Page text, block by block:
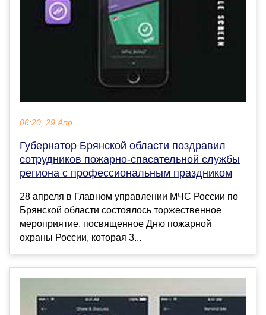
06:20, 29 Апр
Губернатор Брянской области поздравил
сотрудников пожарно-спасательной службы
региона с профессиональным праздником
28 апреля в Главном управлении МЧС России по
Брянской области состоялось торжественное
мероприятие, посвященное Дню пожарной
охраны России, которая 3...